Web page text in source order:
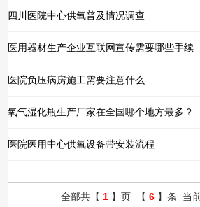
四川医院中心供氧普及情况调查
医用器材生产企业互联网宣传需要哪些手续
医院负压病房施工需要注意什么
氧气湿化瓶生产厂家在全国哪个地方最多？
医院医用中心供氧设备带安装流程
全部共【 1 】页 【 6 】条 当